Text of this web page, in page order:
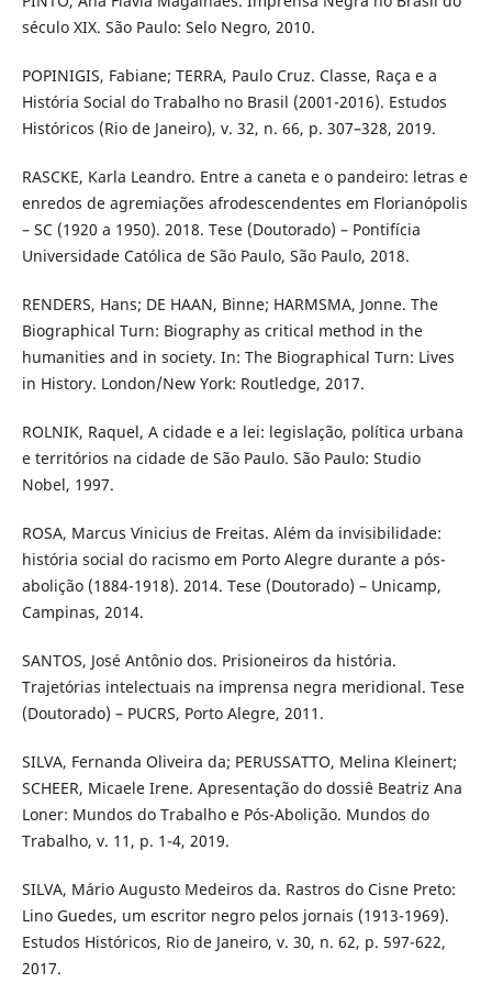
século XIX. São Paulo: Selo Negro, 2010.
POPINIGIS, Fabiane; TERRA, Paulo Cruz. Classe, Raça e a
História Social do Trabalho no Brasil (2001-2016). Estudos
Históricos (Rio de Janeiro), v. 32, n. 66, p. 307–328, 2019.
RASCKE, Karla Leandro. Entre a caneta e o pandeiro: letras e
enredos de agremiações afrodescendentes em Florianópolis
– SC (1920 a 1950). 2018. Tese (Doutorado) – Pontifícia
Universidade Católica de São Paulo, São Paulo, 2018.
RENDERS, Hans; DE HAAN, Binne; HARMSMA, Jonne. The
Biographical Turn: Biography as critical method in the
humanities and in society. In: The Biographical Turn: Lives
in History. London/New York: Routledge, 2017.
ROLNIK, Raquel, A cidade e a lei: legislação, política urbana
e territórios na cidade de São Paulo. São Paulo: Studio
Nobel, 1997.
ROSA, Marcus Vinicius de Freitas. Além da invisibilidade:
história social do racismo em Porto Alegre durante a pós-
abolição (1884-1918). 2014. Tese (Doutorado) – Unicamp,
Campinas, 2014.
SANTOS, José Antônio dos. Prisioneiros da história.
Trajetórias intelectuais na imprensa negra meridional. Tese
(Doutorado) – PUCRS, Porto Alegre, 2011.
SILVA, Fernanda Oliveira da; PERUSSATTO, Melina Kleinert;
SCHEER, Micaele Irene. Apresentação do dossiê Beatriz Ana
Loner: Mundos do Trabalho e Pós-Abolição. Mundos do
Trabalho, v. 11, p. 1-4, 2019.
SILVA, Mário Augusto Medeiros da. Rastros do Cisne Preto:
Lino Guedes, um escritor negro pelos jornais (1913-1969).
Estudos Históricos, Rio de Janeiro, v. 30, n. 62, p. 597-622,
2017.